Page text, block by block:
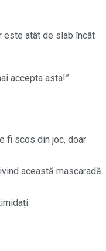
este atât de slab încât
accepta asta!”
fi scos din joc, doar
această mascaradă